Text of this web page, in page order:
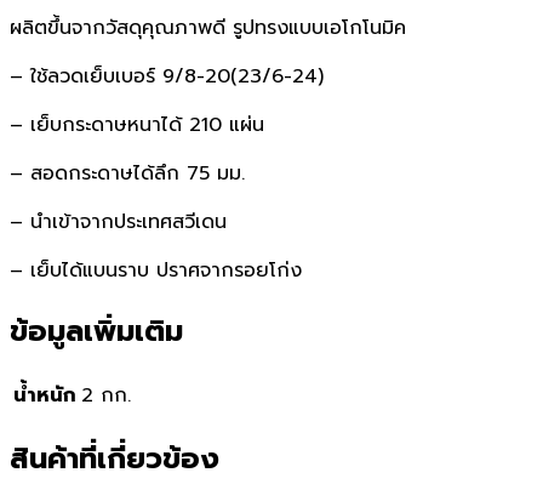
ผลิตขึ้นจากวัสดุคุณภาพดี รูปทรงแบบเอโกโนมิค
– ใช้ลวดเย็บเบอร์ 9/8-20(23/6-24)
– เย็บกระดาษหนาได้ 210 แผ่น
– สอดกระดาษได้ลึก 75 มม.
– นำเข้าจากประเทศสวีเดน
– เย็บได้แบนราบ ปราศจากรอยโก่ง
ข้อมูลเพิ่มเติม
น้ำหนัก 2 กก.
สินค้าที่เกี่ยวข้อง